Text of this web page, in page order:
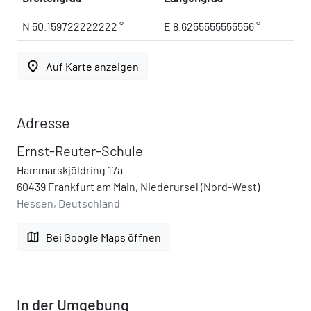
N 50.159722222222 ° E 8.6255555555556 °
place Auf Karte anzeigen
Adresse
Ernst-Reuter-Schule
Hammarskjöldring 17a
60439 Frankfurt am Main, Niederursel (Nord-West)
Hessen, Deutschland
map Bei Google Maps öffnen
In der Umgebung